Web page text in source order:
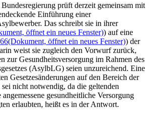
prüft derzeit gemeinsam mit
Einführung einer
Das schreibt sie in ihrer
öffnet ein neues Fenster)) auf eine
(Dokument, öffnet ein neues Fenster)) der
weist sie zugleich den Vorwurf zurück,
zur Gesundheitsversorgung im Rahmen des
(AsylbLG) seien unzureichend. Eine
Gesetzesänderungen auf den Bereich der
nicht notwendig, da die geltenden
gesundheitliche Versorgung
erlaubten, heißt es in der Antwort.